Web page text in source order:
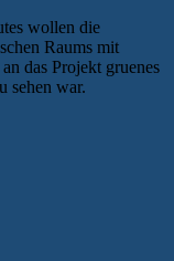
wollen die
Raums mit
das Projekt gruenes
sehen war.